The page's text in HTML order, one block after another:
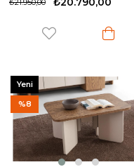
Yeni
Ürün
%8